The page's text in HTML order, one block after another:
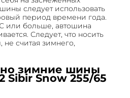
следует использовать
период времени года.
или больше, автошина
Следует, что носить
считая зимнего,
зимние шины
Sibir Snow 255/65